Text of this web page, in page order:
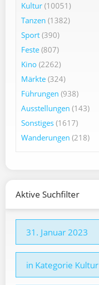
Kultur (10051)
Tanzen (1382)
Sport (390)
Feste (807)
Kino (2262)
Märkte (324)
Führungen (938)
Ausstellungen (143)
Sonstiges (1617)
Wanderungen (218)
Aktive Suchfilter
31. Januar 2023
in Kategorie Kultur